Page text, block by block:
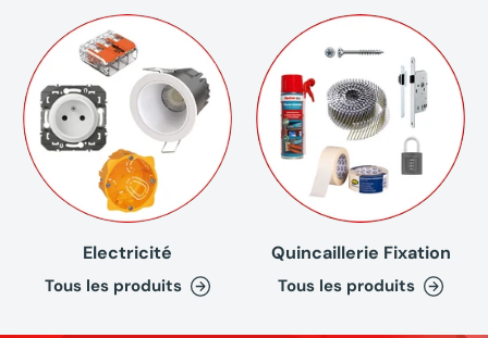
Electricité
Tous les produits
Quincaillerie Fixation
Tous les produits